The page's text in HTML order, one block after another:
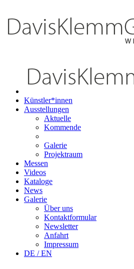
Künstler*innen
Ausstellungen
Aktuelle
Kommende
Galerie
Projektraum
Messen
Videos
Kataloge
News
Galerie
Über uns
Kontaktformular
Newsletter
Anfahrt
Impressum
DE / EN